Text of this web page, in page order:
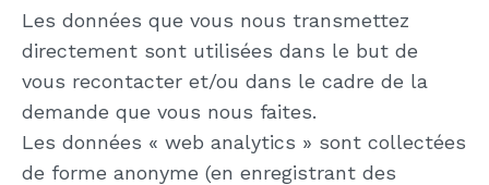
Les données que vous nous transmettez
directement sont utilisées dans le but de
vous recontacter et/ou dans le cadre de la
demande que vous nous faites.
Les données « web analytics » sont collectées
de forme anonyme (en enregistrant des